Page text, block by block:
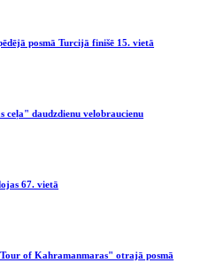
posmā Turcijā finišē 15. vietā
ceļa" daudzdienu velobraucienu
67. vietā
of Kahramanmaras" otrajā posmā